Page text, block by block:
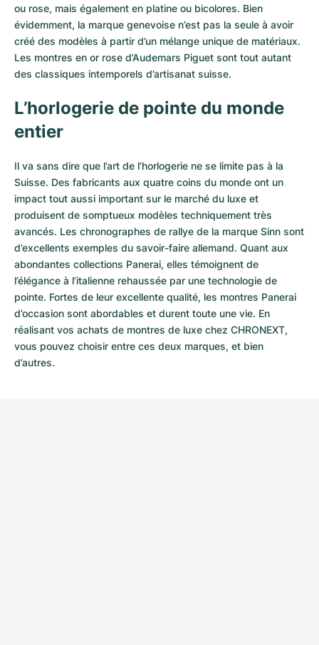
ou rose, mais également en platine ou bicolores. Bien
évidemment, la marque genevoise n’est pas la seule à avoir
créé des modèles à partir d’un mélange unique de matériaux.
Les montres en or rose d’Audemars Piguet sont tout autant
des classiques intemporels d’artisanat suisse.
L’horlogerie de pointe du monde
entier
Il va sans dire que l’art de l’horlogerie ne se limite pas à la
Suisse. Des fabricants aux quatre coins du monde ont un
impact tout aussi important sur le marché du luxe et
produisent de somptueux modèles techniquement très
avancés. Les chronographes de rallye de la marque Sinn sont
d’excellents exemples du savoir-faire allemand. Quant aux
abondantes collections Panerai, elles témoignent de
l’élégance à l’italienne rehaussée par une technologie de
pointe. Fortes de leur excellente qualité, les montres Panerai
d’occasion sont abordables et durent toute une vie. En
réalisant vos achats de montres de luxe chez CHRONEXT,
vous pouvez choisir entre ces deux marques, et bien
d’autres.